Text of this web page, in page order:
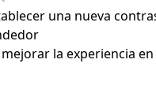
una nueva
la experiencia